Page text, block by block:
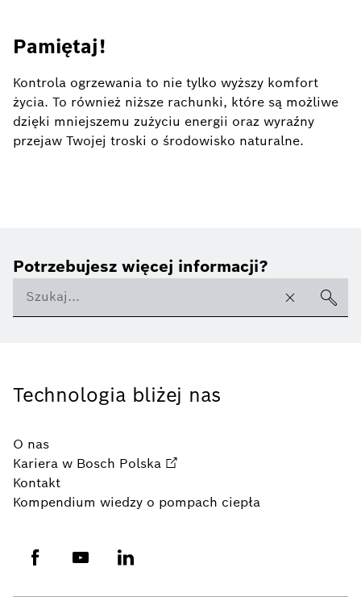
Pamiętaj!
Kontrola ogrzewania to nie tylko wyższy komfort
życia. To również niższe rachunki, które są możliwe
dzięki mniejszemu zużyciu energii oraz wyraźny
przejaw Twojej troski o środowisko naturalne.
Potrzebujesz więcej informacji?
Technologia bliżej nas
O nas
Kariera w Bosch Polska
Kontakt
Kompendium wiedzy o pompach ciepła